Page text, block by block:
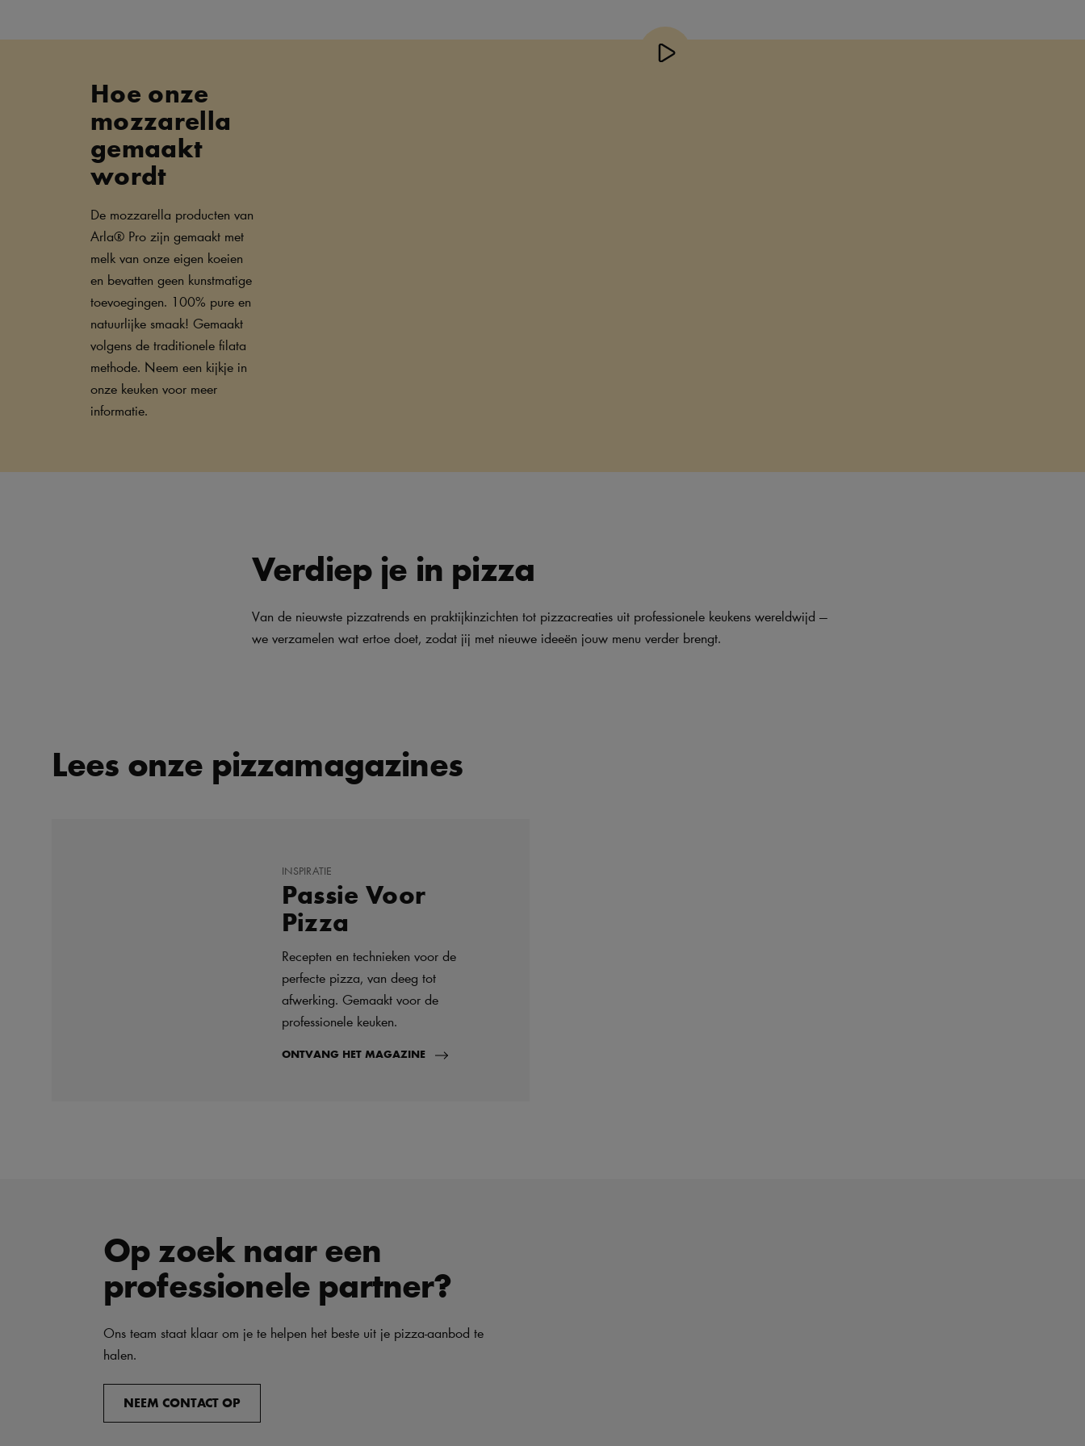
Hoe onze
mozzarella
gemaakt
wordt
De mozzarella producten van
Arla® Pro zijn gemaakt met
melk van onze eigen koeien
en bevatten geen kunstmatige
toevoegingen. 100% pure en
natuurlijke smaak! Gemaakt
volgens de traditionele filata
methode. Neem een kijkje in
onze keuken voor meer
informatie.
Verdiep je in pizza
Van de nieuwste pizzatrends en praktijkinzichten tot pizzacreaties uit professionele keukens wereldwijd —
we verzamelen wat ertoe doet, zodat jij met nieuwe ideeën jouw menu verder brengt.
Lees onze pizzamagazines
INSPIRATIE
Passie Voor
Pizza
Recepten en technieken voor de
perfecte pizza, van deeg tot
afwerking. Gemaakt voor de
professionele keuken.
ONTVANG HET MAGAZINE
Op zoek naar een
professionele partner?
Ons team staat klaar om je te helpen het beste uit je pizza-aanbod te
halen.
NEEM CONTACT OP